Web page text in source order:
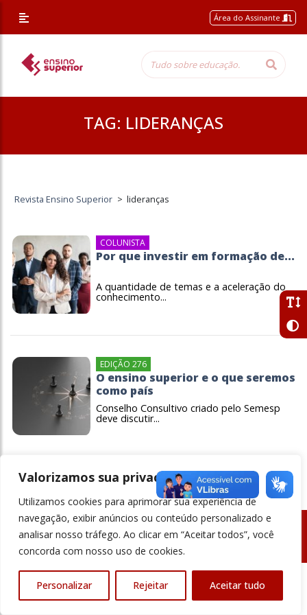
Valorizamos sua privacidade
Utilizamos cookies para aprimorar sua experiência de
navegação, exibir anúncios ou conteúdo personalizado e
analisar nosso tráfego. Ao clicar em “Aceitar todos”, você
concorda com nosso uso de cookies.
Personalizar Rejeitar Aceitar tudo
Área do Assinante
TAG: LIDERANÇAS
Revista Ensino Superior > lideranças
COLUNISTA
Por que investir em formação de...
A quantidade de temas e a aceleração do
conhecimento...
EDIÇÃO 276
O ensino superior e o que seremos
como país
Conselho Consultivo criado pelo Semesp
deve discutir...
© Revista Ensino Superior - Todos os direitos reservados